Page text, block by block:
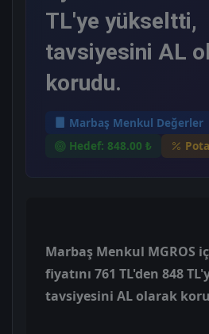
TL'ye yükseltti,
tavsiyesini AL
korudu.
Marbaş Menkul Değerler
Hedef: 848.00 ₺
Marbaş Menkul MGROS
fiyatını 761 TL'den 848
tavsiyesini AL olarak